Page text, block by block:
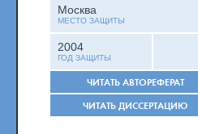
Москва
МЕСТО ЗАЩИТЫ
2004
ГОД ЗАЩИТЫ
ЧИТАТЬ АВТОРЕФЕРАТ
ЧИТАТЬ ДИССЕРТАЦИЮ